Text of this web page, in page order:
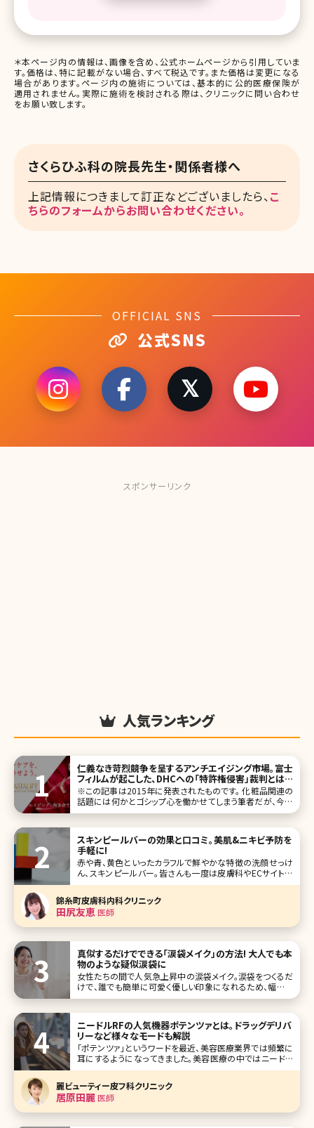
＊本ページ内の情報は、画像を含め、公式ホームページから引用していま
す。価格は、特に記載がない場合、すべて税込です。また価格は変更になる
場合があります。ページ内の施術については、基本的に公的医療保険が
適用されません。実際に施術を検討される際は、クリニックに問い合わせ
をお願い致します。
さくらひふ科の院長先生・関係者様へ
上記情報につきまして訂正などございましたら、こ
ちらのフォームからお問い合わせください。
OFFICIAL SNS
公式SNS
スポンサーリンク
人気ランキング
仁義なき苛烈競争を呈するアンチエイジング市場。富士
フィルムが起こした、DHCへの「特許権侵害」裁判とは
／北条かや
※この記事は2015年に発表されたものです。 化粧品関連の
話題には何かとゴシップ心を働かせてしまう筆者だが、今回
の事件は感慨深い。富士フィルムが今年8月、DHCの販売す
を起こした件だ。実
スキンピールバーの効果と口コミ。美肌&ニキビ予防を
手軽に!
赤や青、黄色といったカラフルで鮮やかな特徴の洗顔せっけ
ん、スキンピールバー。皆さんも一度は皮膚科やECサイトな
どで見かけたことがあるのではないでしょうか。ピーリング効
果のあるせっけんで、洗顔感覚でピーリングできるというア
イテムです。興
錦糸町皮膚科内科クリニック
田尻友恵 医師
真似するだけでできる「涙袋メイク」の方法! 大人でも本
物のような疑似涙袋に
女性たちの間で人気急上昇中の涙袋メイク。涙袋をつくるだ
けで、誰でも簡単に可愛く優しい印象になれるため、幅広い
年齢層の女性から注目を集めています。しかし、初心者の方
という方も多いのではないでしょうか。 そこで今回は、大人で
も自然なぷっくり涙
ニードルRFの人気機器ポテンツァとは。ドラッグデリバ
リーなど様々なモードも解説
「ポテンツァ」というワードを最近、美容医療業界では頻繁に
耳にするようになってきました。美容医療の中ではニードル
RFといえばポテンツァというくらい有名になった機械ですが、
まだまだ新しい機械ですので、初めて耳にする方も少なくは
ないでしょう。 ニードルRFにもシルファームやモフィウスとい
った機械があ
麗ビューティー皮フ科クリニック
居原田麗医師